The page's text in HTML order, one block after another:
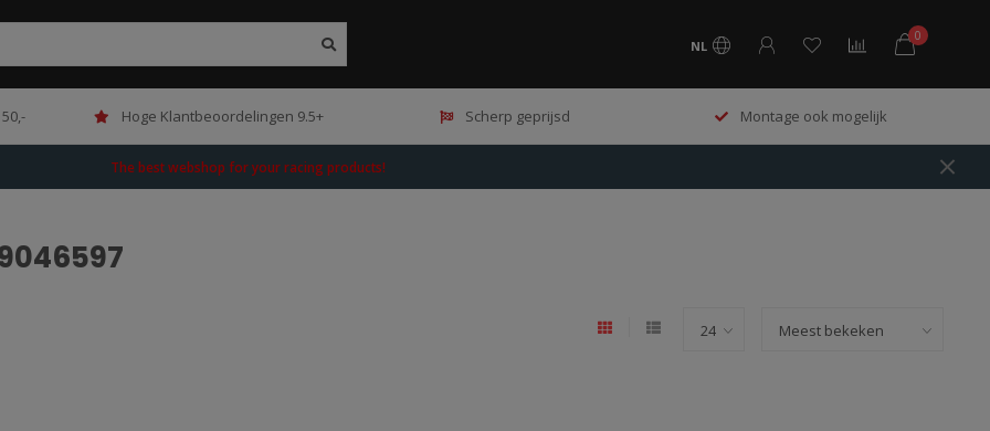
NL
0
Hoge Klantbeoordelingen 9.5+ Scherp geprijsd Montage ook mogelijk
The best webshop for your racing products!